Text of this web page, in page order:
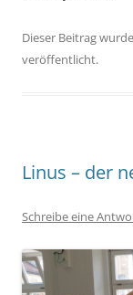
Dieser Beitrag
veröffentlicht.
Linus – der
Schreibe eine